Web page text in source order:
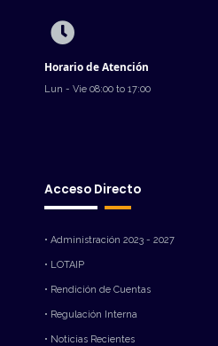
Horario de Atención
Lun - Vie 08:00 to 17:00
Acceso Directo
• Administración 2023 - 2027
• LOTAIP
• Rendición de Cuentas
• Regulación Interna
• Noticias Recientes